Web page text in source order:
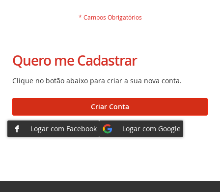
Quero me Cadastrar
Clique no botão abaixo para criar a sua nova conta.
Criar Conta